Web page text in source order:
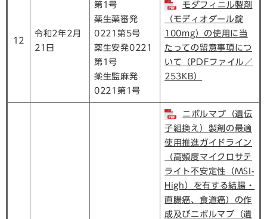
12
令和2年2月
21日
第1号
薬生薬審発
0221第5号
薬生安発0221
第1号
薬生監麻発
0221第1号
モダフィニル製剤
（モディオダール錠
100mg）の使用に当
たっての留意事項につ
いて（PDFファイル／
253KB）
ニボルマブ（遺伝
子組換え）製剤の最適
使用推進ガイドライン
（高頻度マイクロサテ
ライト不安定性（MSI-
High）を有する結腸・
直腸癌、食道癌）の作
成及びニボルマブ（遺